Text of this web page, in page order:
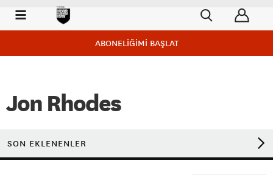
ABONELİĞİMİ BAŞLAT
Jon Rhodes
SON EKLENENLER